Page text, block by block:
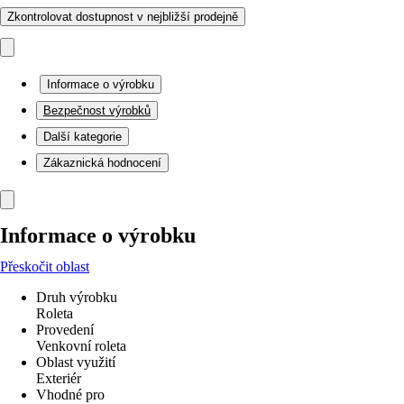
Zkontrolovat dostupnost v nejbližší prodejně
Informace o výrobku
Bezpečnost výrobků
Další kategorie
Zákaznická hodnocení
Informace o výrobku
Přeskočit oblast
Druh výrobku
Roleta
Provedení
Venkovní roleta
Oblast využití
Exteriér
Vhodné pro